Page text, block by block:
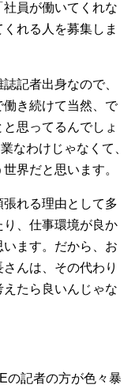
員が働いてくれな
れる人を募集しま
記者出身なので、
き続けて当然、で
思ってるんでしょ
なわけじゃなくて、
界だと思います。
れる理由として多
、仕事環境が良か
ます。だから、お
んは、その代わり
たら良いんじゃな
の記者の方が色々暴